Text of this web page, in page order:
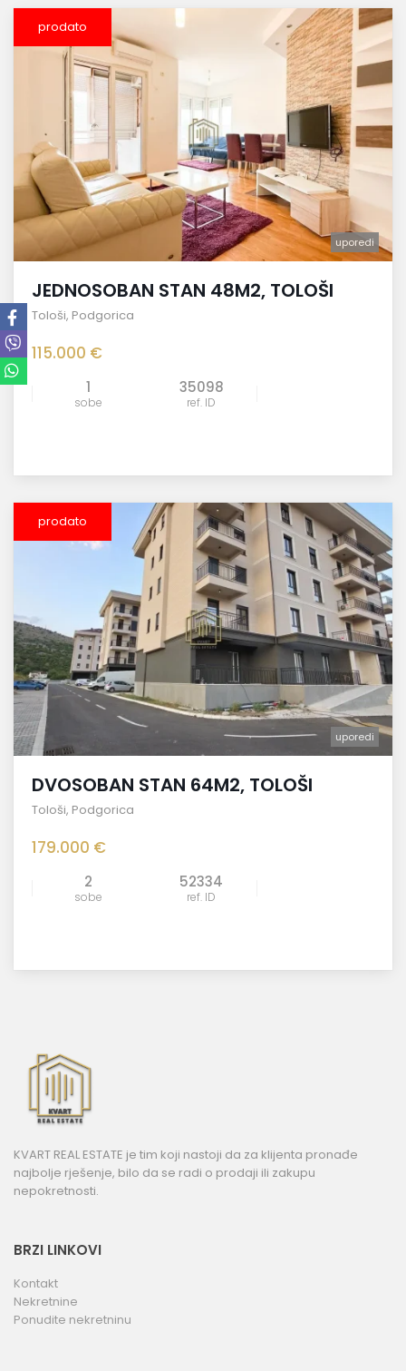
prodato
uporedi
JEDNOSOBAN STAN 48M2, TOLOŠI
Tološi, Podgorica
115.000 €
1
sobe
35098
ref. ID
prodato
uporedi
DVOSOBAN STAN 64M2, TOLOŠI
Tološi, Podgorica
179.000 €
2
sobe
52334
ref. ID
KVART REAL ESTATE je tim koji nastoji da za klijenta pronađe
najbolje rješenje, bilo da se radi o prodaji ili zakupu
nepokretnosti.
BRZI LINKOVI
Kontakt
Nekretnine
Ponudite nekretninu